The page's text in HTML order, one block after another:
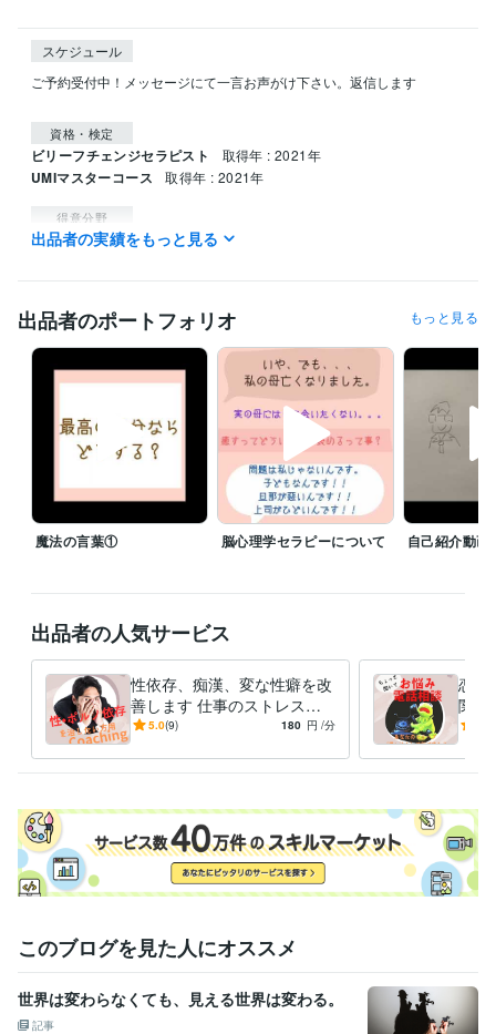
スケジュール
ご予約受付中！メッセージにて一言お声がけ下さい。返信します
資格・検定
ビリーフチェンジセラピスト 取得年 : 2021年
UMIマスターコース 取得年 : 2021年
得意分野
悩み相談・カウンセリング 人間関係相談
悩み相談・カウンセリング いなくなった喪失感
学歴
語学力
出品者の実績をもっと見る
出品者のポートフォリオ もっと見る
魔法の言葉① 脳心理学セラピーについて 自己紹介動画
出品者の人気サービス
性依存、痴漢、変な性癖を改
善します 仕事のストレスが
性欲に出てしまい、自分でも
5.0(9) 180 円 /分
恋愛
関係
なた
このブログを見た人にオススメ
世界は変わらなくても、見える世界は変わる。
記事